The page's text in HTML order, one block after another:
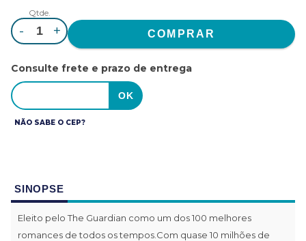
Qtde.
- +
Consulte frete e prazo de entrega
NÃO SABE O CEP?
SINOPSE
Eleito pelo The Guardian como um dos 100 melhores
romances de todos os tempos.Com quase 10 milhões de